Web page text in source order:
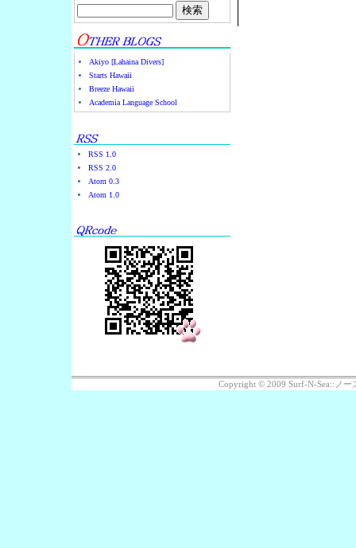
Akiyo [Lahaina Divers]
Starts Hawaii
Breeze Hawaii
Academia Language School
RSS 1.0
RSS 2.0
Atom 0.3
Atom 1.0
Copyright © 2009 Surf-N-Sea::ノー